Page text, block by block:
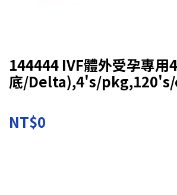
144444 IVF體外受孕專用
底/Delta),4's/pkg,120's/
NT$0